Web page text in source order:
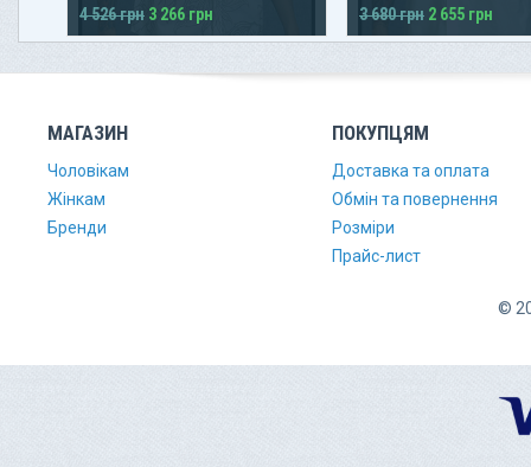
4 526 грн 3 266 грн
3 680 грн 2 655 грн
МАГАЗИН
Чоловікам
Жінкам
Бренди
ПОКУПЦЯМ
Доставка та оплата
Обмін та повернення
Розміри
Прайс-лист
©